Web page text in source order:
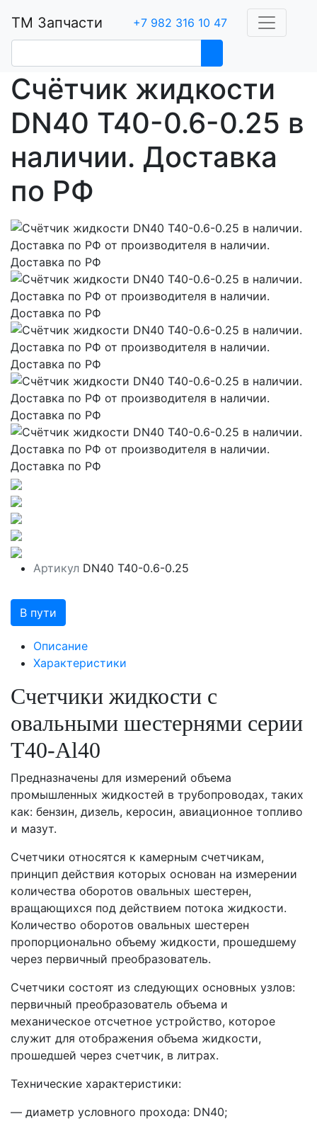
ТМ Запчасти +7 982 316 10 47
Счётчик жидкости
DN40 T40-0.6-0.25 в
наличии. Доставка
по РФ
Артикул DN40 T40-0.6-0.25
В пути
Описание
Характеристики
Счетчики жидкости с
овальными шестернями серии
T40-Al40
Предназначены для измерений объема
промышленных жидкостей в трубопроводах, таких
как: бензин, дизель, керосин, авиационное топливо
и мазут.
Счетчики относятся к камерным счетчикам,
принцип действия которых основан на измерении
количества оборотов овальных шестерен,
вращающихся под действием потока жидкости.
Количество оборотов овальных шестерен
пропорционально объему жидкости, прошедшему
через первичный преобразователь.
Счетчики состоят из следующих основных узлов:
первичный преобразователь объема и
механическое отсчетное устройство, которое
служит для отображения объема жидкости,
прошедшей через счетчик, в литрах.
Технические характеристики:
— диаметр условного прохода: DN40;